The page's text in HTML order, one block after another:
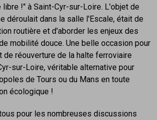
libre !" à Saint-Cyr-sur-Loire. L'objet de
déroulait dans la salle l'Escale, était de
routière et d'aborder les enjeux des
mobilité douce. Une belle occasion pour
de réouverture de la halte ferroviaire
sur-Loire, véritable alternative pour
de Tours ou du Mans en toute
écologique !
pour les nombreuses discussions